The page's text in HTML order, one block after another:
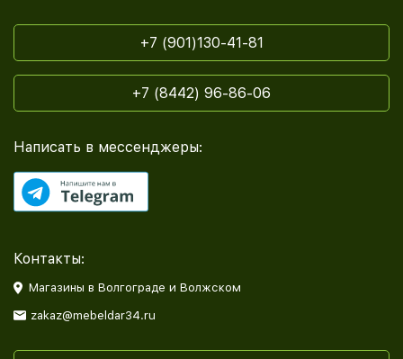
+7 (901)130-41-81
+7 (8442) 96-86-06
Написать в мессенджеры:
Контакты:
Магазины в Волгограде и Волжском
zakaz@mebeldar34.ru